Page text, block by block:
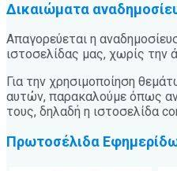
Δικαιώματα
Απαγορεύεται η
ιστοσελίδας μας, χωρίς την
Για την χρησιμοποίηση
αυτών, παρακαλούμε όπως
τους, δηλαδή η ιστοσελίδα
Πρωτοσέλιδα